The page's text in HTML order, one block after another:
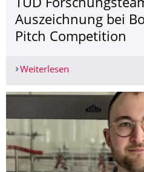
TUD
Auszeichnung bei
Pitch Competition
Weiterlesen